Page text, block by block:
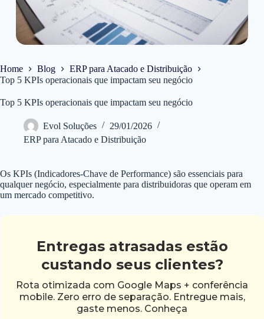
Home Blog
ERP para Atacado e Distribuição
Top 5 KPIs operacionais que impactam seu negócio
Top 5 KPIs operacionais que impactam seu negócio
Evol Soluções
29/01/2026
ERP para Atacado e Distribuição
Os KPIs (Indicadores-Chave de Performance) são essenciais para
qualquer negócio, especialmente para distribuidoras que operam em
um mercado competitivo.
Entregas atrasadas estão
custando seus clientes?
Rota otimizada com Google Maps + conferência
mobile. Zero erro de separação. Entregue mais,
gaste menos. Conheça